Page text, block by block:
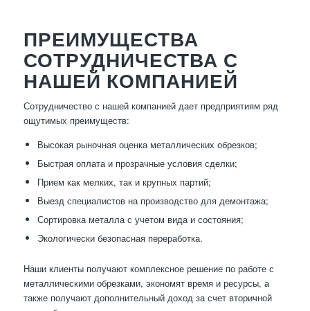
ПРЕИМУЩЕСТВА
СОТРУДНИЧЕСТВА С
НАШЕЙ КОМПАНИЕЙ
Сотрудничество с нашей компанией дает предприятиям ряд
ощутимых преимуществ:
Высокая рыночная оценка металлических обрезков;
Быстрая оплата и прозрачные условия сделки;
Прием как мелких, так и крупных партий;
Выезд специалистов на производство для демонтажа;
Сортировка металла с учетом вида и состояния;
Экологически безопасная переработка.
Наши клиенты получают комплексное решение по работе с
металлическими обрезками, экономят время и ресурсы, а
также получают дополнительный доход за счет вторичной